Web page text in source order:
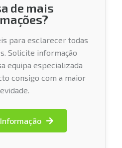
de mais
para esclarecer todas
Solicite informação
equipa especializada
consigo com a maior